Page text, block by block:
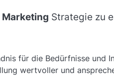
Marketing Strategie zu
für die Bedürfnisse und
wertvoller und